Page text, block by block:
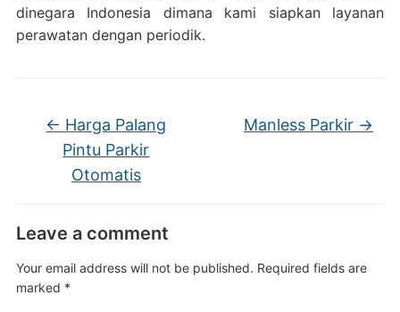
dinegara Indonesia dimana kami siapkan layanan
perawatan dengan periodik.
← Harga Palang
Pintu Parkir
Otomatis
Manless Parkir →
Leave a comment
Your email address will not be published. Required fields are
marked *